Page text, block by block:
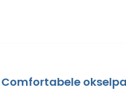
Comfortabele